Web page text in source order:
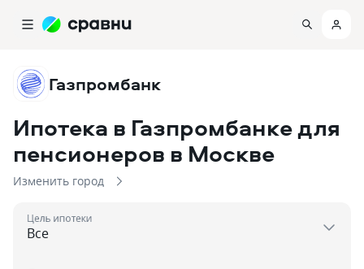
Газпромбанк
Ипотека в Газпромбанке для
пенсионеров в Москве
Изменить город
Цель ипотеки